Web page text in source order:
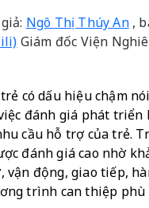
Ngô Thị Thúy An,
Giám đốc Viện
có dấu hiệu chậm
đánh giá phát
cầu hỗ trợ của trẻ.
đánh giá cao nhờ
vận động, giao tiếp,
trình can thiệp